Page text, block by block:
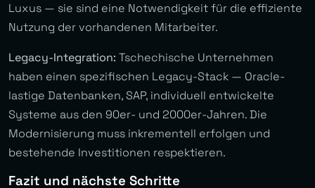
Luxus — sie sind eine Notwendigkeit für die effiziente
Nutzung der vorhandenen Mitarbeiter.
Legacy-Integration: Tschechische Unternehmen
haben einen spezifischen Legacy-Stack — Oracle-
lastige Datenbanken, SAP, individuell entwickelte
Systeme aus den 90er- und 2000er-Jahren. Die
Modernisierung muss inkrementell erfolgen und
bestehende Investitionen respektieren.
Fazit und nächste Schritte